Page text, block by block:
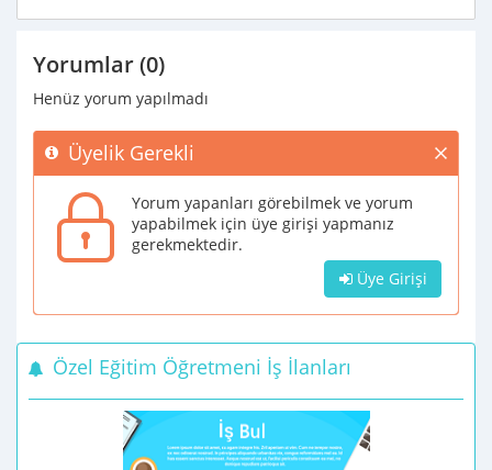
Yorumlar (0)
Henüz yorum yapılmadı
Üyelik Gerekli
Yorum yapanları görebilmek ve yorum
yapabilmek için üye girişi yapmanız
gerekmektedir.
Üye Girişi
Özel Eğitim Öğretmeni İş İlanları